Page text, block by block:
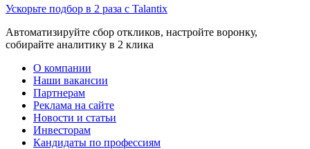
Ускорьте подбор в 2 раза с Talantix
Автоматизируйте сбор откликов, настройте воронку,
собирайте аналитику в 2 клика
О компании
Наши вакансии
Партнерам
Реклама на сайте
Новости и статьи
Инвесторам
Кандидаты по профессиям